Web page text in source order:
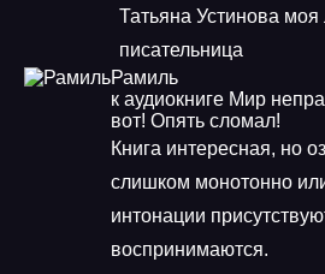
Татьяна Устинова
писательница
Рамиль
к аудиокниге Мир
вот! Опять сломал!
Книга интересная, но
слишком монотонно
интонации
воспринимаются.